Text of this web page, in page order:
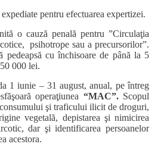
expediate pentru efectuarea expertizei.
o cauză penală pentru ”Circulaţia
psihotrope sau a precursorilor”.
pedeapsă cu închisoare de până la 5
000 lei.
1 iunie – 31 august, anual, pe întreg
operaţiunea “MAC”.Scopul
consumului şi traficului ilicit de droguri,
vegetală, depistarea şi nimicirea
dar şi identificarea persoanelor
acestora.